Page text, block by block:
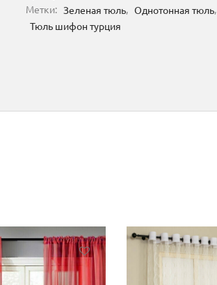
Метки: Зеленая тюль, Однотонная тюль,
Тюль шифон турция